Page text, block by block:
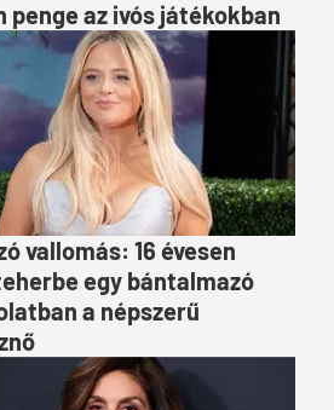
penge az ivós játékokban
vallomás: 16 évesen
egy bántalmazó
a népszerű